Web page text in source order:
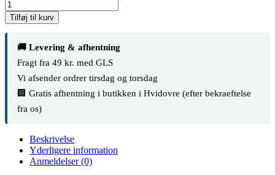
Tilføj til kurv
🚚 Levering & afhentning
Fragt fra 49 kr. med GLS
Vi afsender ordrer tirsdag og torsdag
🏢 Gratis afhentning i butikken i Hvidovre (efter bekraeftelse
fra os)
Beskrivelse
Yderligere information
Anmeldelser (0)